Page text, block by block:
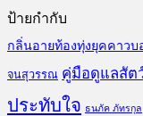
ป้ายกำกับ
กลิ่นอายท้องทุ่งยุคคาวบ
จนสุวรรณ คู่มือดูแลสัต
ประทับใจ ธนภัค ภัทรกุล